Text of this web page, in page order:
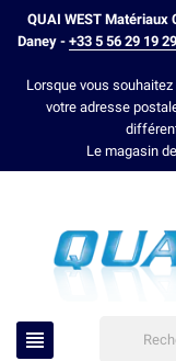
QUAI WEST Matériaux
Daney - +33 5 56 29 19 29
Lorsque vous
votre adresse
Le magasin
